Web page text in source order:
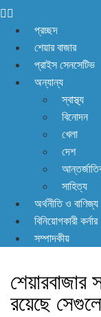
প্রচ্ছদ
শেয়ার বাজার
প্রাইস সেনসেটিভ
অন্যান্য
স্বাস্থ্য
বিনোদন
খেলা
দেশ
সাহিত্য
অর্থনীতি ও বাণিজ্য
বিনিয়োগকারী কর্নার
সম্পাদকীয়
শেয়ারবাজার
রয়েছে